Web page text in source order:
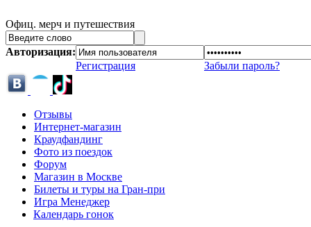
Офиц. мерч и путешествия
Авторизация:
Регистрация
Забыли пароль?
Отзывы
Интернет-магазин
Краудфандинг
Фото из поездок
Форум
Магазин в Москве
Билеты и туры на Гран-при
Игра Менеджер
Календарь гонок